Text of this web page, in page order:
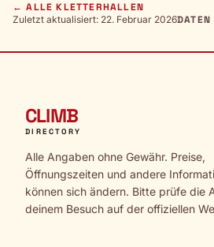
← ALLE KLETTERHALLEN
Zuletzt aktualisiert: 22. Februar 2026DATEN
CLIMB
DIRECTORY
Alle Angaben ohne Gewähr. Preise,
Öffnungszeiten und andere
können sich ändern. Bitte prüfe die
deinem Besuch auf der offiziellen